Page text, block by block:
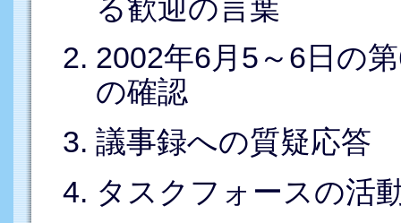
る歓迎の言葉
2002年6月5～6日の
の確認
議事録への質疑応答
タスクフォースの活